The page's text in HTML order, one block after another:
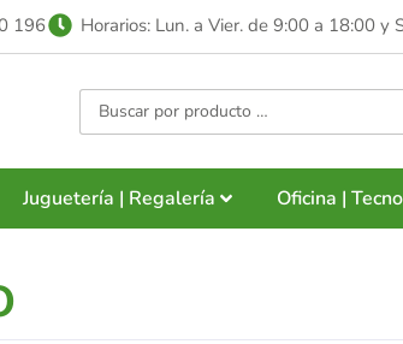
196 Horarios: Lun. a Vier. de 9:00 a 18:00 y
Juguetería | Regalería Oficina |